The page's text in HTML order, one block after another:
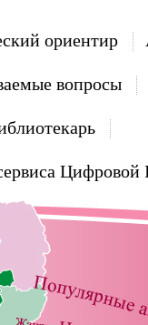
ориентир
вопросы
Цифровой